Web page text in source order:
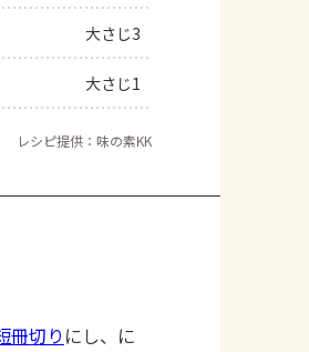
大さじ3
大さじ1
レシピ提供：味の素KK
冊切り にし、に